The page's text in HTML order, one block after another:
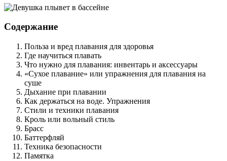
Содержание
Польза и вред плавания для здоровья
Где научиться плавать
Что нужно для плавания: инвентарь и аксессуары
«Сухое плавание» или упражнения для плавания на
суше
Дыхание при плавании
Как держаться на воде. Упражнения
Стили и техники плавания
Кроль или вольный стиль
Брасс
Баттерфляй
Техника безопасности
Памятка